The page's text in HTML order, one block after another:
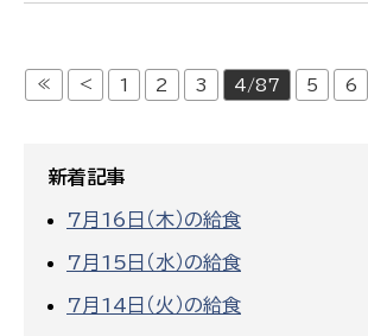
≪ < 1 2 3 4/87 5 6
新着記事
7月16日（木）の給食
7月15日（水）の給食
7月14日（火）の給食